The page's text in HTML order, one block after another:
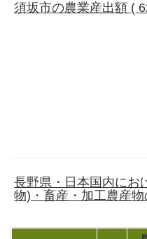
須坂市の農業産出額 (
長野県・日本国内にお
物)・畜産・加工農産